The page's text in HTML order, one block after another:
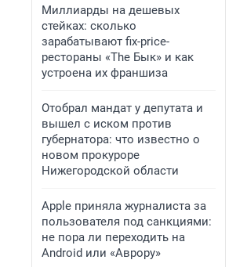
Миллиарды на дешевых
стейках: сколько
зарабатывают fix-price-
рестораны «The Бык» и как
устроена их франшиза
Отобрал мандат у депутата и
вышел с иском против
губернатора: что известно о
новом прокуроре
Нижегородской области
Apple приняла журналиста за
пользователя под санкциями:
не пора ли переходить на
Android или «Аврору»